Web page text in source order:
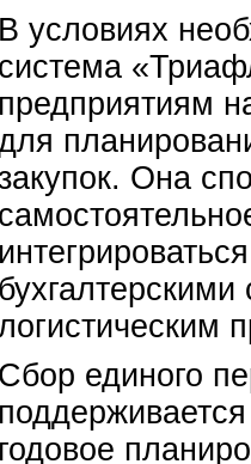
В условиях
система
предприятиям
Она
Сбор единого
годовое